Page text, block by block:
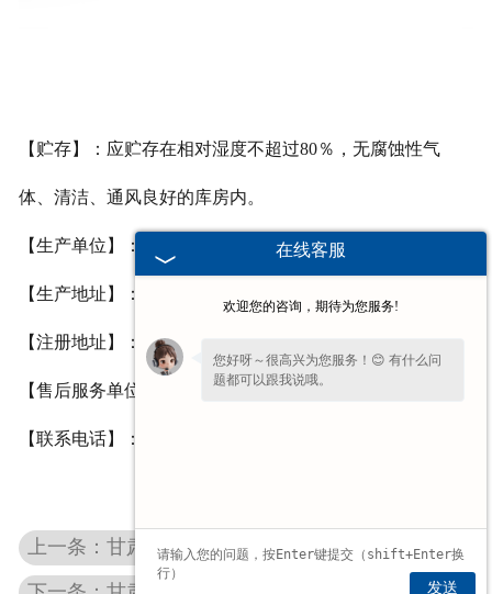
【贮存】：应贮存在相对湿度不超过80％，无腐蚀性气
体、清洁、通风良好的库房内。
【生产单位】：河南省豫北卫材有限公司
【生产地址】：河南省长垣县蒲东工业园区
【注册地址】：河南省长垣县蒲东工业园区
【售后服务单位】：河南省豫北卫材有限公司
【联系电话】：
上一条：甘肃耳鼻喉棉签
在线客服
欢迎您的咨询，期待为您服务!
您好呀～很高兴为您服务！😊 有什么问
题都可以跟我说哦。
发送